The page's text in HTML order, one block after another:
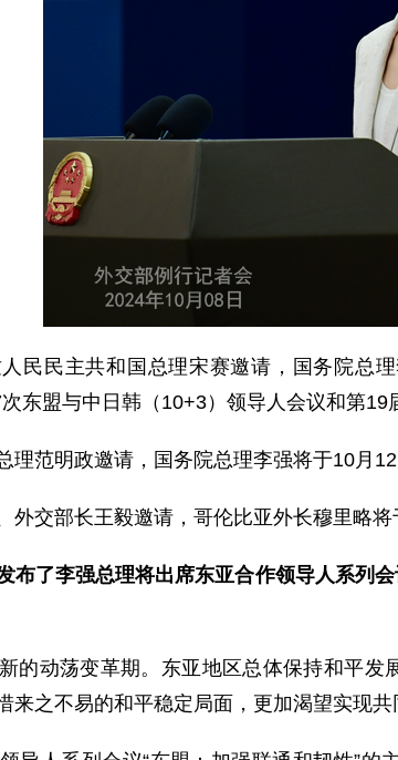
民民主共和国总理宋赛邀请，国务院总
东盟与中日韩（10+3）领导人会议和第
理范明政邀请，国务院总理李强将于10月
外交部长王毅邀请，哥伦比亚外长穆里略将
布了李强总理将出席东亚合作领导人系列
的动荡变革期。东亚地区总体保持和平
来之不易的和平稳定局面，更加渴望实现